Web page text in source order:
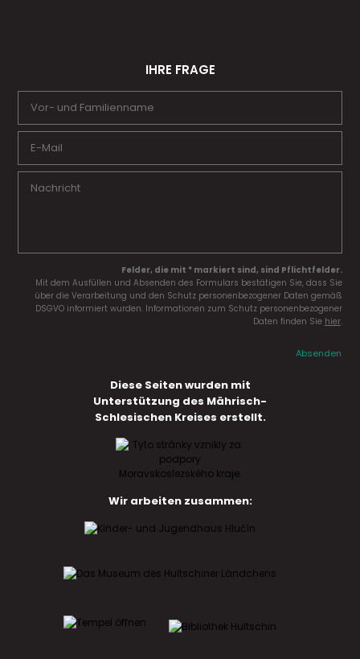
IHRE FRAGE
Felder, die mit * markiert sind, sind Pflichtfelder.
Mit dem Ausfüllen und Absenden des Formulars bestätigen Sie, dass Sie
über die Verarbeitung und den Schutz personenbezogener Daten gemäß
DSGVO informiert wurden. Informationen zum Schutz personenbezogener
Daten finden Sie hier.
Absenden
Diese Seiten wurden mit
Unterstützung des Mährisch-
Schlesischen Kreises erstellt.
Wir arbeiten zusammen: